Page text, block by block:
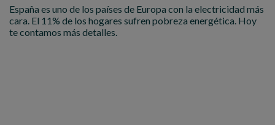
España es uno de los países de Europa con la electricidad más
cara. El 11% de los hogares sufren pobreza energética. Hoy
te contamos más detalles.